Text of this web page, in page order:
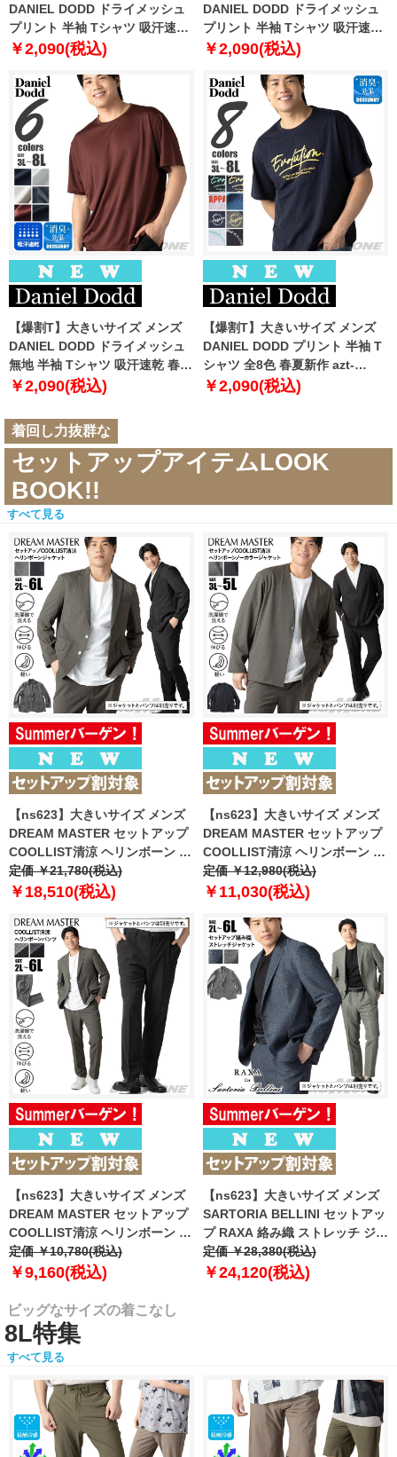
DANIEL DODD ドライメッシュ
プリント 半袖 Tシャツ 吸汗速乾
春夏新作 tjt-2602dry3 【fre】
￥2,090(税込)
DANIEL DODD ドライメッシュ
プリント 半袖 Tシャツ 吸汗速乾
春夏新作 tjt-2602dry4 【fre】
￥2,090(税込)
【爆割T】大きいサイズ メンズ
DANIEL DODD ドライメッシュ
無地 半袖 Tシャツ 吸汗速乾 春夏
新作 tjt-2602dry5 【fre】
￥2,090(税込)
【爆割T】大きいサイズ メンズ
DANIEL DODD プリント 半袖 T
シャツ 全8色 春夏新作 azt-
2602pt5 【fre】
￥2,090(税込)
着回し力抜群な
セットアップアイテムLOOK
BOOK!!
すべて見る
【ns623】大きいサイズ メンズ
DREAM MASTER セットアップ
COOLLIST清涼 ヘリンボーン ス
トレッチ ジャケット 軽量 ウォッ
シャブル スマリラ 春夏新作
定価 ￥21,780(税込)
￥18,510(税込)
【ns623】大きいサイズ メンズ
DREAM MASTER セットアップ
COOLLIST清涼 ヘリンボーン ス
トレッチ ノーカラー ジャケット
軽量 ウォッシャブル スマリラ 春
定価 ￥12,980(税込)
￥11,030(税込)
【ns623】大きいサイズ メンズ
DREAM MASTER セットアップ
COOLLIST清涼 ヘリンボーン ス
トレッチ パンツ 軽量 ウォッシャ
ブル スマリラ 春夏新作
定価 ￥10,780(税込)
￥9,160(税込)
【ns623】大きいサイズ メンズ
SARTORIA BELLINI セットアッ
プ RAXA 絡み織 ストレッチ ジャ
ケット 春夏新作 tzjk-33b
【fre】
定価 ￥28,380(税込)
￥24,120(税込)
ビッグなサイズの着こなし
8L特集
すべて見る